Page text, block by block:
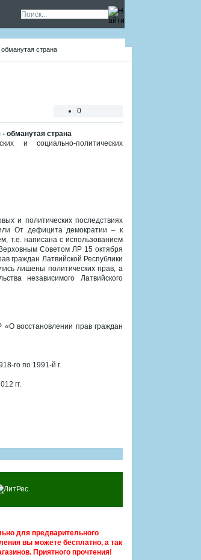
страна
0
обманутая страна
и социально-политических
и политических последствиях
или От дефицита демократии – к
т.е. написана с использованием
Советом ЛР 15 октября
граждан Латвийской Республики
лишены политических прав, а
независимого Латвийского
восстановлении прав граждан
го по 1991-й г.
гг.
для предварительного
вы можете бесплатно, а так
Приятного прочтения!